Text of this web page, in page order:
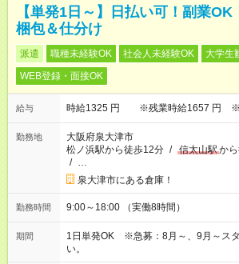
【単発1日～】日払い可！副業
梱包＆仕分け
派遣 職種未経験OK 社会人未経験OK 大学生
WEB登録・面接OK
給与 時給1325 円 ※残業時給1657 円 ※
勤務地
大阪府泉大津市
松ノ浜駅から徒歩12分 / 信太山駅か
/ …
泉大津市にある倉庫！
勤務時間 9:00～18:00 （実働8時間）
期間
1日単発OK ※急募：8月～、9月～ス
い。